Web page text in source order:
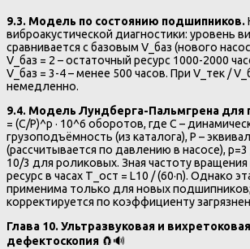
9.3. Модель по состоянию подшипников.
виброакустической диагностики: уровень
сравнивается с базовым V_баз (нового
V_баз = 2 – остаточный ресурс 1000-2000
V_баз = 3-4 – менее 500 часов. При V_тек /
немедленно.
9.4. Модель Лундберга-Пальмгрена для
= (C/P)^p · 10^6 оборотов, где C –
грузоподъёмность (из каталога), P –
(рассчитывается по давлению в насосе),
10/3 для роликовых. Зная частоту
ресурс в часах T_ост = L10 / (60·n). Однако
применима только для новых
корректируется по коэффициенту
Глава 10. Ультразвуковая и вихретоковая
дефектоскопия 🧲🔊